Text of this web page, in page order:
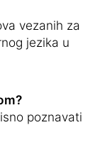
vezanih za
jezika u
poznavati